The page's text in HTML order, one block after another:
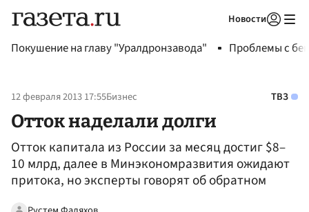
Новости
Покушение на главу "Уралдронзавода" Проблемы с
12 февраля 2013 17:55Бизнес ТВЗ
Отток наделали долги
Отток капитала из России за месяц достиг $8–
10 млрд, далее в Минэкономразвития ожидают
притока, но эксперты говорят об обратном